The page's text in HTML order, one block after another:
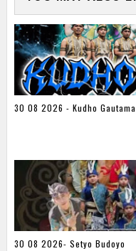
30 08 2026 - Kudho Gautama
30 08 2026- Setyo Budoyo